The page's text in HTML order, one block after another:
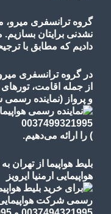
گروه ترانسفری میرو،
نشدنی برایتان
دادیم که مطابق با
در گروه ترانسفری
از جمله اقامت، تورهای
و پرواز (نماینده رسمی
) را ارائه می‌دهیم.
بلیط هواپیما از
هواپیمایی ارمنیا ایرویز